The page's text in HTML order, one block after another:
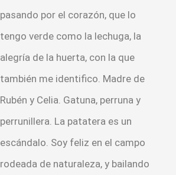
pasando por el corazón, que lo
tengo verde como la lechuga, la
alegría de la huerta, con la que
también me identifico. Madre de
Rubén y Celia. Gatuna, perruna y
perrunillera. La patatera es un
escándalo. Soy feliz en el campo
rodeada de naturaleza, y bailando